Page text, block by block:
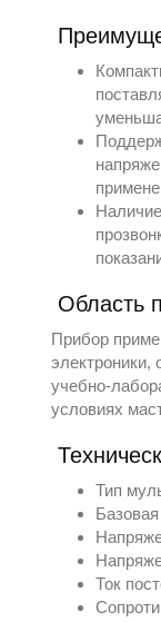
Область
Прибор
электроники,
учебно-
условиях
Тип
Ток